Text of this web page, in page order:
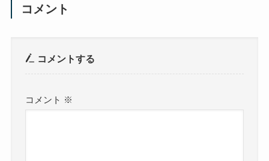
コメント
コメントする
コメント ※